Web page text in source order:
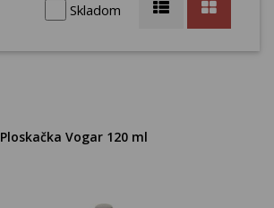
Skladom
Ploskačka Vogar 120 ml